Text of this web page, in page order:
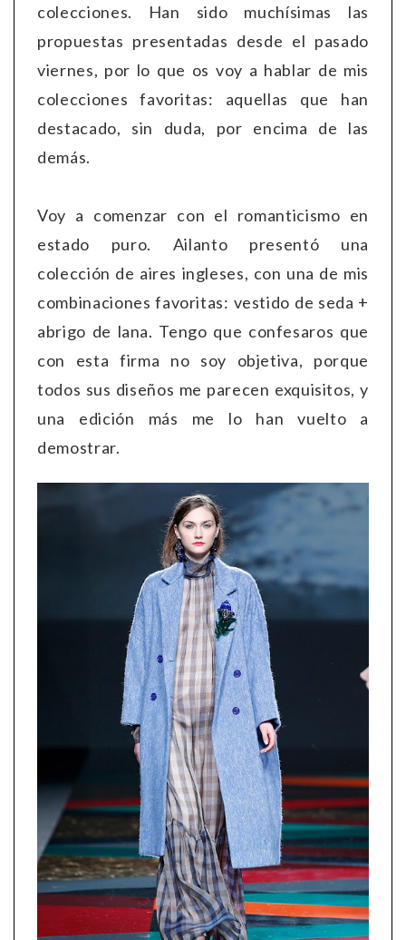
colecciones. Han sido muchísimas las
propuestas presentadas desde el pasado
viernes, por lo que os voy a hablar de mis
colecciones favoritas: aquellas que han
destacado, sin duda, por encima de las
demás.
Voy a comenzar con el romanticismo en
estado puro. Ailanto presentó una
colección de aires ingleses, con una de mis
combinaciones favoritas: vestido de seda +
abrigo de lana. Tengo que confesaros que
con esta firma no soy objetiva, porque
todos sus diseños me parecen exquisitos, y
una edición más me lo han vuelto a
demostrar.